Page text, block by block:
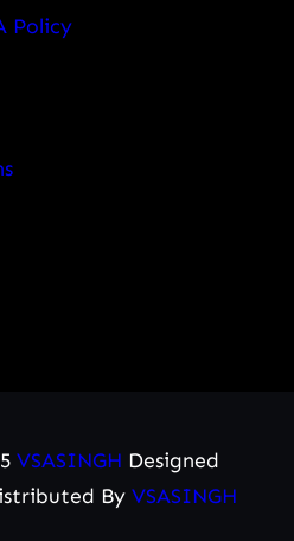
Policy
VSASINGH Designed
By VSASINGH